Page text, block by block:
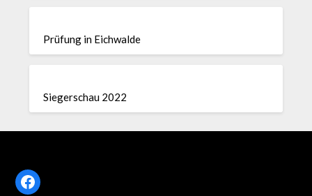
Prüfung in Eichwalde
Siegerschau 2022
Facebook